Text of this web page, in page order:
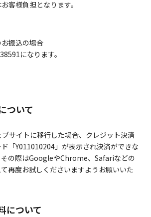
客様負担となります。
振込の場合
になります。
ついて
サイトに移行した場合、クレジット決済
「Y011010204」が表示され決済ができな
その際はGoogleやChrome、Safariなどの
再度お試しくださいますようお願いいた
について